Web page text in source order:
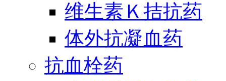
维生素Ｋ拮抗药
体外抗凝血药
抗血栓药